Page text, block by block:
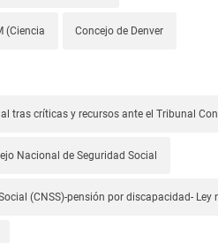
(Ciencia Concejo de Denver
tras críticas y recursos ante el Tribunal
Nacional de Seguridad Social
(CNSS)-pensión por discapacidad- Ley